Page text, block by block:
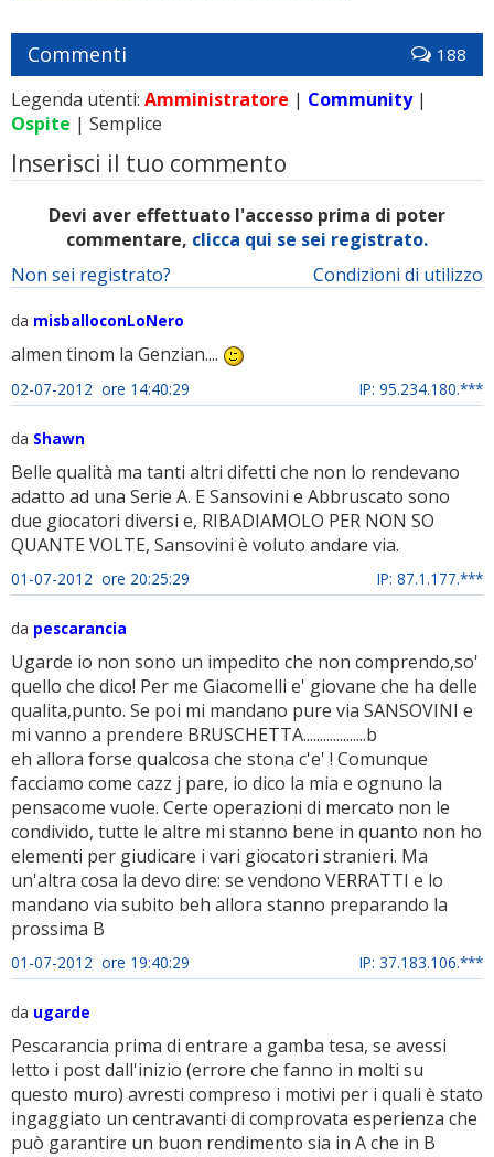
Commenti 188
Legenda utenti: Amministratore | Community|
Ospite | Semplice
Inserisci il tuo commento
Devi aver effettuato l'accesso prima di poter
commentare, clicca qui se sei registrato.
Condizioni di utilizzo
Non sei registrato?
da misballoconLoNero
almen tinom la Genzian....
02-07-2012 ore 14:40:29 IP: 95.234.180.***
da Shawn
Belle qualità ma tanti altri difetti che non lo rendevano
adatto ad una Serie A. E Sansovini e Abbruscato sono
due giocatori diversi e, RIBADIAMOLO PER NON SO
QUANTE VOLTE, Sansovini è voluto andare via.
01-07-2012 ore 20:25:29 IP: 87.1.177.***
da pescarancia
Ugarde io non sono un impedito che non comprendo,so'
quello che dico! Per me Giacomelli e' giovane che ha delle
qualita,punto. Se poi mi mandano pure via SANSOVINI e
mi vanno a prendere BRUSCHETTA...................b
eh allora forse qualcosa che stona c'e' ! Comunque
facciamo come cazz j pare, io dico la mia e ognuno la
pensacome vuole. Certe operazioni di mercato non le
condivido, tutte le altre mi stanno bene in quanto non ho
elementi per giudicare i vari giocatori stranieri. Ma
un'altra cosa la devo dire: se vendono VERRATTI e lo
mandano via subito beh allora stanno preparando la
prossima B
01-07-2012 ore 19:40:29 IP: 37.183.106.***
da ugarde
Pescarancia prima di entrare a gamba tesa, se avessi
letto i post dall'inizio (errore che fanno in molti su
questo muro) avresti compreso i motivi per i quali è stato
ingaggiato un centravanti di comprovata esperienza che
può garantire un buon rendimento sia in A che in B